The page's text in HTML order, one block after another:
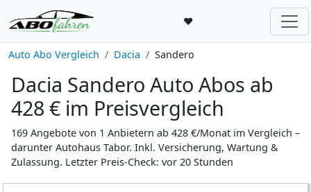
♥
Auto Abo Vergleich Dacia Sandero
Dacia Sandero Auto Abos ab
428 € im Preisvergleich
169 Angebote von 1 Anbietern ab 428 €/Monat im Vergleich –
darunter Autohaus Tabor. Inkl. Versicherung, Wartung &
Zulassung. Letzter Preis-Check: vor 20 Stunden